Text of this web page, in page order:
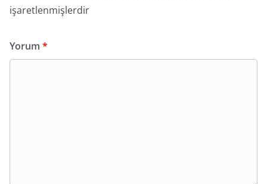
işaretlenmişlerdir
Yorum *